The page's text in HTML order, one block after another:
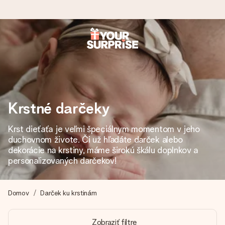
Objednaj dnes, odošleme do 1 prac. dňa
Váš darček starostlivo vyrobíme a bleskovo odošleme –
aby ste ho mohli darovať presne v ten správny okamih, keď
na tom najviac záleží.
4,7 (na základe +15 000 recenzií)
Naše darčeky inšpirujú. Zákazníci nás na Google Reviews
hodnotia známkou 4,7.
Vytvorte niečo výnimočné v pár jednoduchých krokoch – s
Krstné darčeky
Krst dieťaťa je veľmi špeciálnym momentom v jeho
duchovnom živote. Či už hľadáte darček alebo
dekorácie na krstiny, máme širokú škálu doplnkov a
personalizovaných darčekov!
Domov Darček ku krstinám
Zobraziť filtre